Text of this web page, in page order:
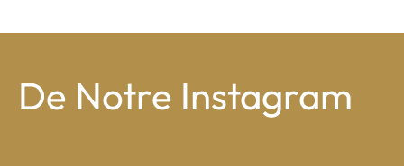
De Notre Instagram